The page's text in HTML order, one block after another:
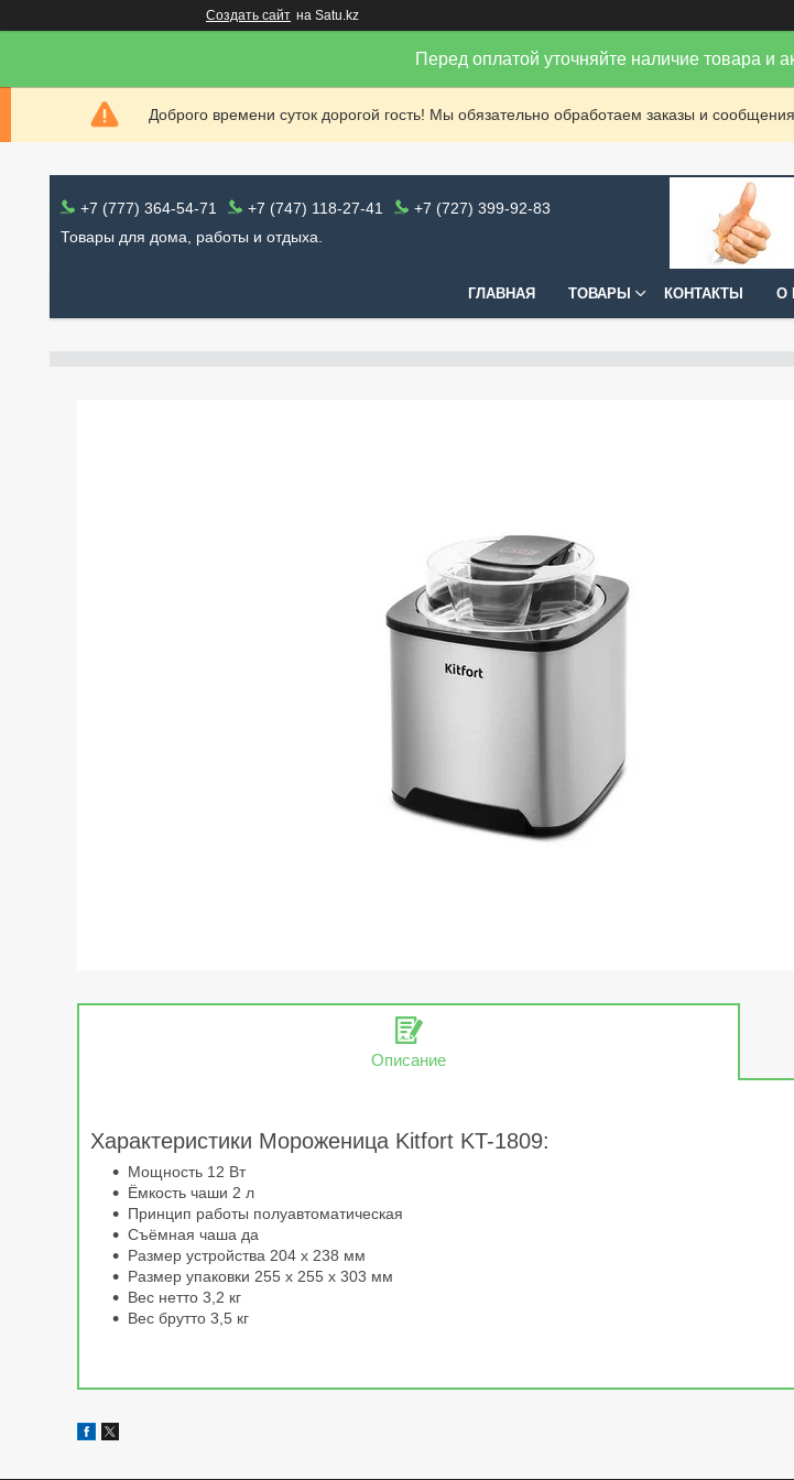
Создать сайт на Satu.kz
Перед оплатой уточняйте наличие товара и
Доброго времени суток дорогой гость! Мы обязательно обработаем заказы и
+7 (777) 364-54-71 +7 (747) 118-27-41
+7 (727) 399-92-83
Товары для дома, работы и отдыха.
ГЛАВНАЯ ТОВАРЫ КОНТАКТЫ О
Описание
Характеристики Мороженица Kitfort KT-1809:
Мощность 12 Вт
Ёмкость чаши 2 л
Принцип работы полуавтоматическая
Съёмная чаша да
Размер устройства 204 х 238 мм
Размер упаковки 255 х 255 x 303 мм
Вес нетто 3,2 кг
Вес брутто 3,5 кг